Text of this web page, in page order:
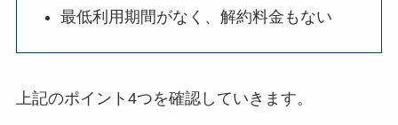
最低利用期間がなく、解約料金もない
上記のポイント4つを確認していきます。